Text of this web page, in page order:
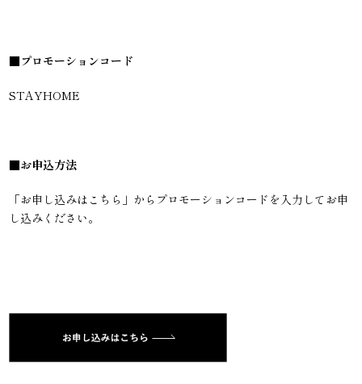
■プロモーションコード
STAYHOME
■お申込方法
「お申し込みはこちら」からプロモーションコードを入力してお申
し込みください。